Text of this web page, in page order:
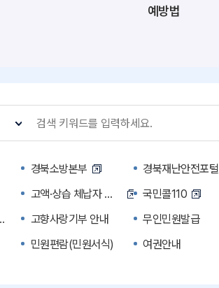
예방법
경북소방본부 경북재난안전포털
고액·상습 체납자 명단 국민콜110
고향사랑기부 안내 무인민원발급
민원편람(민원서식) 여권안내